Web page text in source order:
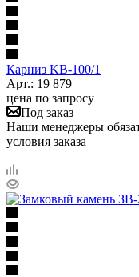
Карниз KB-100/1
Арт.: 19 879
цена по запросу
Под заказ
Наши менеджеры
условия заказа